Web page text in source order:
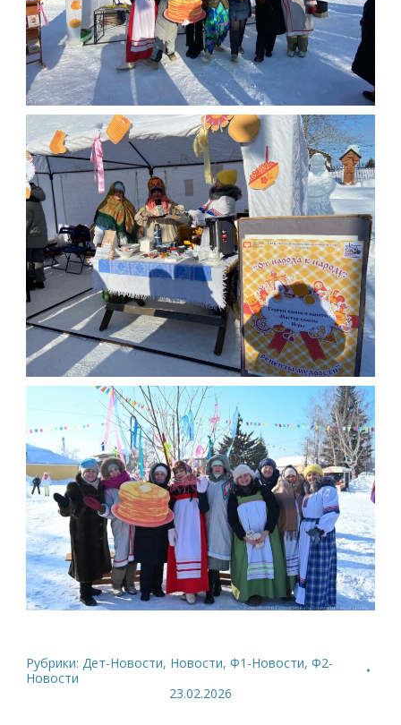
Рубрики: Дет-Новости, Новости, Ф1-Новости, Ф2-
Новости
23.02.2026